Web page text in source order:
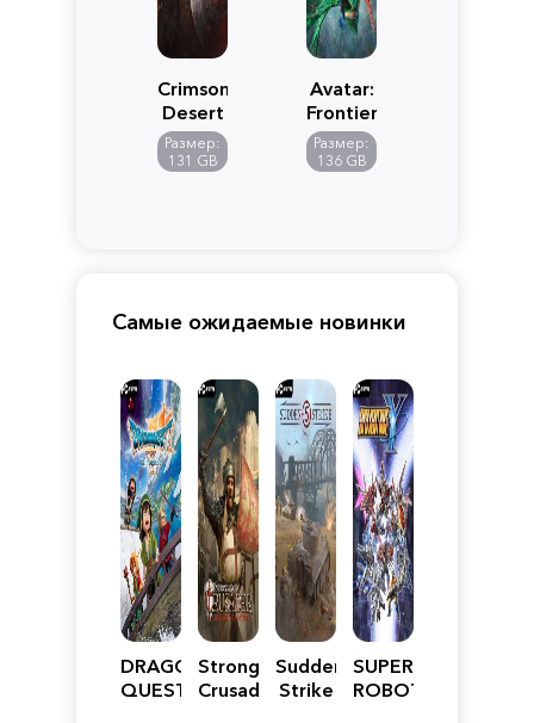
Crimson
Desert
Размер:
131 GB
Avatar:
Frontiers
of
Pandora
Размер:
136 GB
Самые ожидаемые новинки
DRAGON
QUEST
Stronghold
Crusader:
Sudden
Strike
SUPER
ROBOT